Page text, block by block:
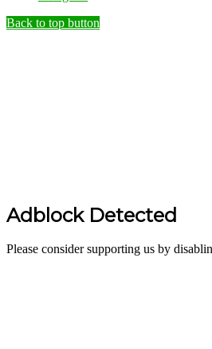
Back to top button
Adblock Detected
Please consider supporting us by